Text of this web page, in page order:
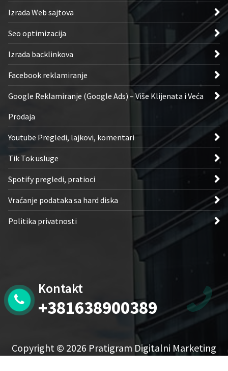
Izrada Web sajtova
Seo optimizacija
Izrada backlinkova
Facebook reklamiranje
Google Reklamiranje (Google Ads) – Više Klijenata i Veća
Prodaja
Youtube Pregledi, lajkovi, komentari
Tik Tok usluge
Spotify pregledi, pratioci
Vraćanje podataka sa hard diska
Politika privatnosti
Kontakt
+381638900389
Copyright © 2026 Pratigram Digitalni Marketing